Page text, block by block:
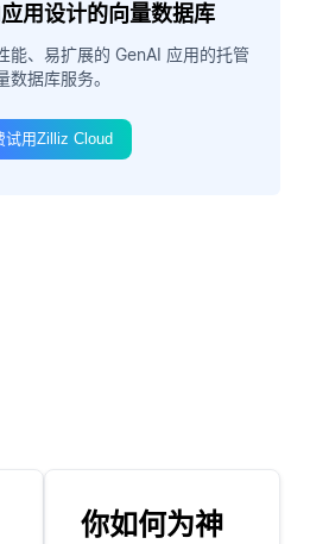
用设计的向量数据库
能、易扩展的 GenAI 应用的托管
数据库服务。
试用Zilliz Cloud
你如何为神